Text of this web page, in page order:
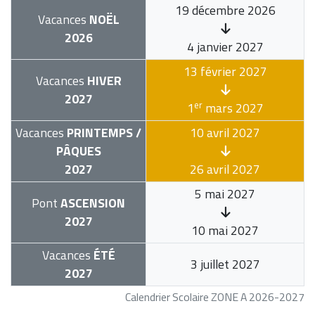
Calendrier Scolaire ZONE A 2026-2027
Vacances NOËL
2026
19 décembre 2026
4 janvier 2027
Vacances HIVER
2027
13 février 2027
1ermars 2027
Vacances PRINTEMPS /
PÂQUES
2027
10 avril 2027
26 avril 2027
PontASCENSION
2027
5 mai 2027
10 mai 2027
Vacances ÉTÉ
2027
3 juillet 2027